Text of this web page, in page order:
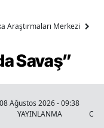
Araştırmaları Merkezi
Savaş”
08 Ağustos 2026 - 09:38
YAYINLANMA